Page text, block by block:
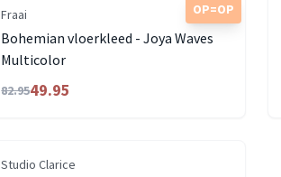
OP=OP
Fraai
Bohemian vloerkleed - Joya Waves
Multicolor
82.9549.95
Studio Clarice